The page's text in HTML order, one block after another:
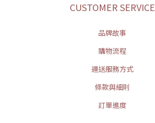
CUSTOMER SERVICE
品牌故事
購物流程
運送服務方式
條款與細則
訂單進度